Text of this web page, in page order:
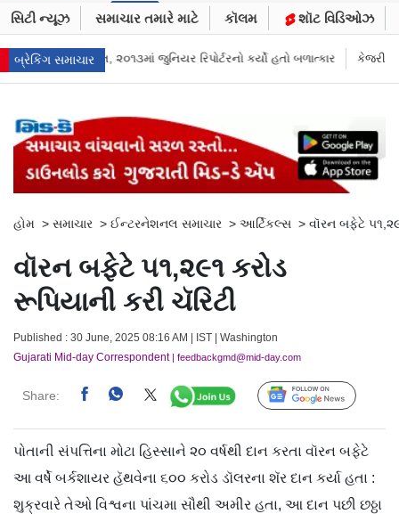
સિટી ન્યૂઝ સમાચાર તમારે માટે કૉલમ શૉટ વિડિઓઝ
બ્રેકિંગ સમાચાર
કર્યો હતો બળાત્કાર કેજરીવાલનું ઇન્સ્ટાગ્રામ એકાઉન્ટ ભારતમાં
હોમ > સમાચાર > ઈન્ટરનેશનલ સમાચાર > આર્ટિકલ્સ > વૉરન બફેટે
વૉરન બફેટે ૫૧,૨૯૧ કરોડ
રૂપિયાની કરી ચૅરિટી
Published : 30 June, 2025 08:16 AM | IST | Washington
Gujarati Mid-day Correspondent| feedbackgmd@mid-day.com
Share: Follow Us
પોતાની સંપત્તિના મોટા હિસ્સાને ૨૦ વર્ષથી દાન કરતા વૉરન બફેટે
આ વર્ષે બર્કશાયર હૅથવેના ૬૦૦ કરોડ ડૉલરના શૅર દાન કર્યા હતા :
શુક્રવારે તેઓ વિશ્વના પાંચમા સૌથી અમીર હતા, આ દાન પછી છઠ્ઠા